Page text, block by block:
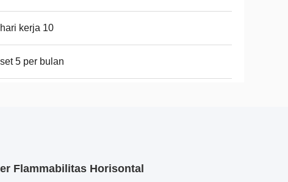
hari kerja 10
set 5 per bulan
Flammabilitas Horisontal